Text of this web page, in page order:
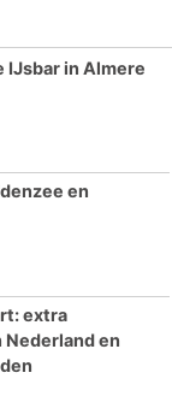
IJsbar in Almere
en
extra
en